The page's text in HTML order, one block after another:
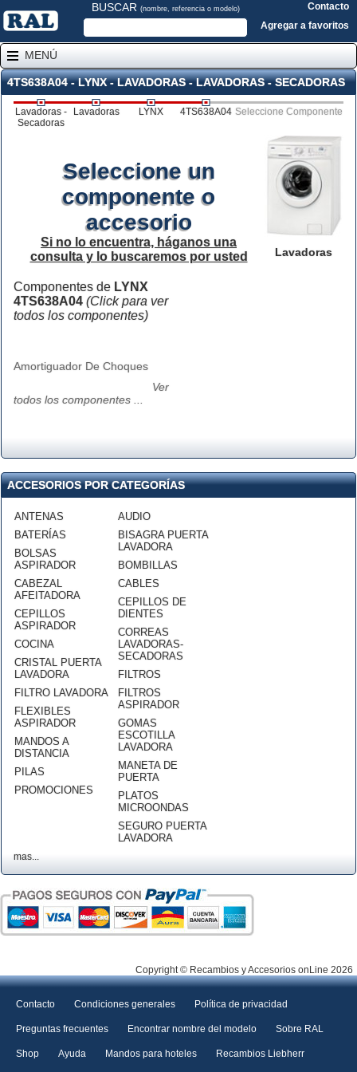
BUSCAR (nombre, referencia o modelo)
Contacto
Agregar a favoritos
MENÚ
4TS638A04 - LYNX - LAVADORAS - LAVADORAS - SECADORAS
Lavadoras -
Secadoras
Lavadoras LYNX 4TS638A04 Seleccione Componente
Lavadoras
Seleccione un
componente o
accesorio
Si no lo encuentra, háganos una
consulta y lo buscaremos por usted
Componentes de LYNX
4TS638A04 (Click para ver
todos los componentes)
Amortiguador De Choques
Ver
todos los componentes ...
ACCESORIOS POR CATEGORÍAS
ANTENAS
BATERÍAS
BOLSAS
ASPIRADOR
CABEZAL
AFEITADORA
CEPILLOS
ASPIRADOR
COCINA
CRISTAL PUERTA
LAVADORA
FILTRO LAVADORA
FLEXIBLES
ASPIRADOR
MANDOS A
DISTANCIA
PILAS
PROMOCIONES
AUDIO
BISAGRA PUERTA
LAVADORA
BOMBILLAS
CABLES
CEPILLOS DE
DIENTES
CORREAS
LAVADORAS-
SECADORAS
FILTROS
FILTROS
ASPIRADOR
GOMAS
ESCOTILLA
LAVADORA
MANETA DE
PUERTA
PLATOS
MICROONDAS
SEGURO PUERTA
LAVADORA
mas...
Copyright © Recambios y Accesorios onLine 2026
Contacto Condiciones generales Política de privacidad
Preguntas frecuentes Encontrar nombre del modelo Sobre RAL
Shop Ayuda Mandos para hoteles Recambios Liebherr